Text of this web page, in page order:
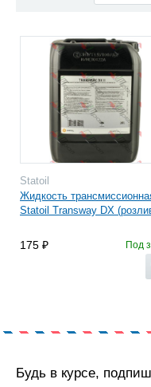
Statoil
Жидкость
Statoil Transway DX
175 Под
Будь в курсе,